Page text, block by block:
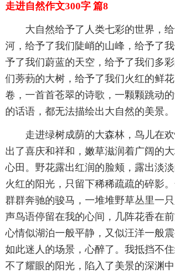
走进自然作文300字 篇8
大自然给予了人类七彩的世界，
河，给予了我们陡峭的山峰，给予了
予了我们蔚蓝的天空，给予了我们多
们蒡葧的大树，给予了我们火红的鲜
卷，一首首苍翠的诗歌，一颗颗跳动
的话语，都无法描绘出大自然的美景。
走进绿树成荫的大森林，鸟儿在
出了喜庆和祥和，嫩草滋润着广阔的
心田。野花露出红润的脸颊，露出淡
火红的阳光，只留下稀稀疏疏的碎影
群群奔驰的骏马，一堆堆野草丛里一
声鸟语停留在我的心间，几阵花香在
心情似湖泊一般平静，又似汪洋一般
如此迷人的场景，心醉了。我抵挡不
不了耀眼的阳光，陷入了美景的深渊中